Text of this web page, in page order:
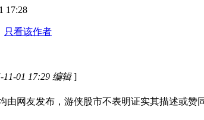
只看该作者
11-01 17:29 编辑]
由网友发布，游侠股市不表明证实其描述或